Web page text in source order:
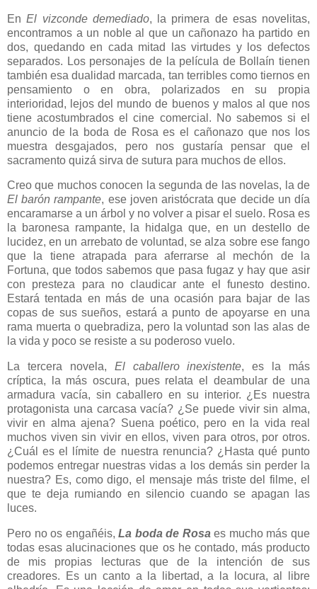
EnEl vizconde demediado, la primera de esas novelitas,
encontramos a un noble al que un cañonazo ha partido en
dos, quedando en cada mitad las virtudes y los defectos
separados. Los personajes de la película de Bollaín tienen
también esa dualidad marcada, tan terribles como tiernos en
pensamiento o en obra, polarizados en su propia
interioridad, lejos del mundo de buenos y malos al que nos
tiene acostumbrados el cine comercial. No sabemos si el
anuncio de la boda de Rosa es el cañonazo que nos los
muestra desgajados, pero nos gustaría pensar que el
sacramento quizá sirva de sutura para muchos de ellos.
Creo que muchos conocen la segunda de las novelas, la de
El barón rampante, ese joven aristócrata que decide un día
encaramarse a un árbol y no volver a pisar el suelo. Rosa es
la baronesa rampante, la hidalga que, en un destello de
lucidez, en un arrebato de voluntad, se alza sobre ese fango
que la tiene atrapada para aferrarse al mechón de la
Fortuna, que todos sabemos que pasa fugaz y hay que asir
con presteza para no claudicar ante el funesto destino.
Estará tentada en más de una ocasión para bajar de las
copas de sus sueños, estará a punto de apoyarse en una
rama muerta o quebradiza, pero la voluntad son las alas de
la vida y poco se resiste a su poderoso vuelo.
La tercera novela, El caballero inexistente, es la más
críptica, la más oscura, pues relata el deambular de una
armadura vacía, sin caballero en su interior. ¿Es nuestra
protagonista una carcasa vacía? ¿Se puede vivir sin alma,
vivir en alma ajena? Suena poético, pero en la vida real
muchos viven sin vivir en ellos, viven para otros, por otros.
¿Cuál es el límite de nuestra renuncia? ¿Hasta qué punto
podemos entregar nuestras vidas a los demás sin perder la
nuestra? Es, como digo, el mensaje más triste del filme, el
que te deja rumiando en silencio cuando se apagan las
luces.
Pero no os engañéis,La boda de Rosa es mucho más que
todas esas alucinaciones que os he contado, más producto
de mis propias lecturas que de la intención de sus
creadores. Es un canto a la libertad, a la locura, al libre